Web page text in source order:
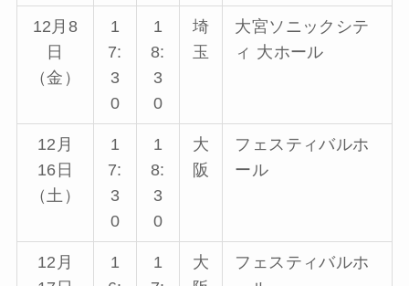
12月8
日
（金）
1
7:
3
0
1
8:
3
0
埼
玉
大宮ソニックシテ
ィ 大ホール
12月
16日
（土）
1
7:
3
0
1
8:
3
0
大
阪
フェスティバルホ
ール
12月
1
1
大
フェスティバルホ